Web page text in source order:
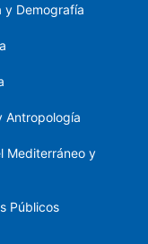
y Demografía
Antropología
Mediterráneo y
Públicos